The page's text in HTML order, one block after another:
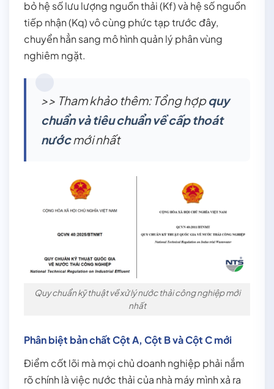
bỏ hệ số lưu lượng nguồn thải (Kf) và hệ số nguồn
tiếp nhận (Kq) vô cùng phức tạp trước đây,
chuyển hẳn sang mô hình quản lý phân vùng
nghiêm ngặt.
>> Tham khảo thêm: Tổng hợpquy
chuẩn và tiêu chuẩn về cấp thoát
nướcmới nhất
Quy chuẩn kỹ thuật về xử lý nước thải công nghiệp mới
nhất
Phân biệt bản chất Cột A, Cột B và Cột C mới
Điểm cốt lõi mà mọi chủ doanh nghiệp phải nắm
rõ chính là việc nước thải của nhà máy mình xả ra